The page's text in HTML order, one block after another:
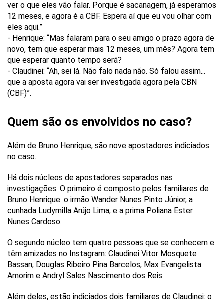
ver o que eles vão falar. Porque é sacanagem, já esperamos
12 meses, e agora é a CBF. Espera aí que eu vou olhar com
eles aqui.”
- Henrique: “Mas falaram para o seu amigo o prazo agora de
novo, tem que esperar mais 12 meses, um mês? Agora tem
que esperar quanto tempo será?
- Claudinei: “Ah, sei lá. Não falo nada não. Só falou assim...
que a aposta agora vai ser investigada agora pela CBN
(CBF)”.
Quem são os envolvidos no caso?
Além de Bruno Henrique, são nove apostadores indiciados
no caso.
Há dois núcleos de apostadores separados nas
investigações. O primeiro é composto pelos familiares de
Bruno Henrique: o irmão Wander Nunes Pinto Júnior, a
cunhada Ludymilla Arújo Lima, e a prima Poliana Ester
Nunes Cardoso.
O segundo núcleo tem quatro pessoas que se conhecem e
têm amizades no Instagram: Claudinei Vitor Mosquete
Bassan, Douglas Ribeiro Pina Barcelos, Max Evangelista
Amorim e Andryl Sales Nascimento dos Reis.
Além deles, estão indiciados dois familiares de Claudinei: o